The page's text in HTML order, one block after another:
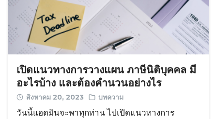
เปิดแนวทางการวางแผน ภาษีนิติบุคคล มี
อะไรบ้าง และต้องคำนวนอย่างไร
สิงหาคม 20, 2023 บทความ
วันนี้แอดมินจะพาทุกท่าน ไปเปิดแนวทางการ